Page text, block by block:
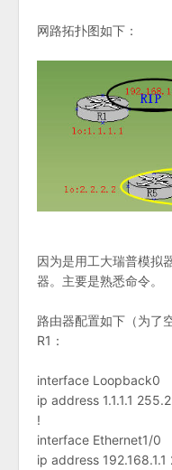
网路拓扑图如下：
因为是用工大瑞普模拟
器。主要是熟悉命令。
路由器配置如下（为了
R1：
interface Loopback0
ip address 1.1.1.1
!
interface Ethernet1/0
ip address